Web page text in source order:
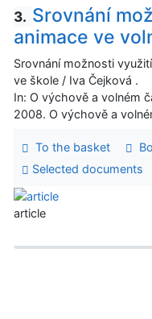
3. Srovnání
animace ve
Srovnání možnosti
ve škole / Iva Čejková .
In: O výchově a volném
2008. O výchově a
To the basket
Selected documents
article